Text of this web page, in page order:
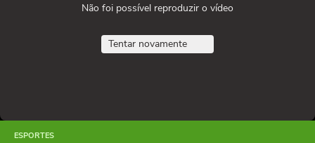
Não foi possível reproduzir o vídeo
Tentar novamente
ESPORTES